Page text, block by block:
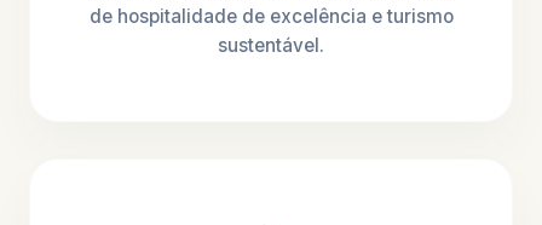
de hospitalidade de excelência e turismo
sustentável.